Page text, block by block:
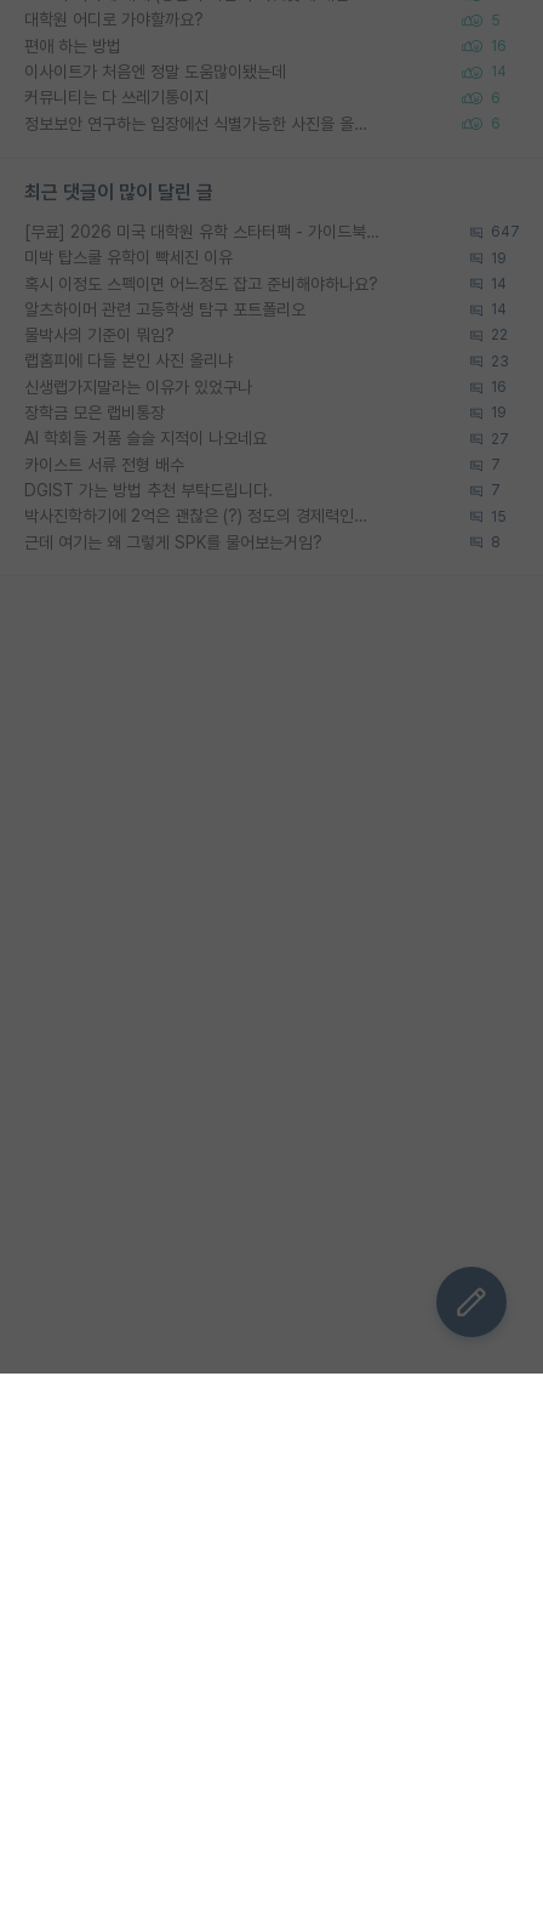
대학원 어디로 가야할까요? 5
편애 하는 방법 16
이사이트가 처음엔 정말 도움많이됐는데 14
커뮤니티는 다 쓰레기통이지 6
정보보안 연구하는 입장에선 식별가능한 사진을 올리는건 비추이긴함 6
최근 댓글이 많이 달린 글
[무료] 2026 미국 대학원 유학 스타터팩 - 가이드북 & 합격자 컨택메일 템플릿 647
미박 탑스쿨 유학이 빡세진 이유 19
혹시 이정도 스펙이면 어느정도 잡고 준비해야하나요? 14
알츠하이머 관련 고등학생 탐구 포트폴리오 14
물박사의 기준이 뭐임? 22
랩홈피에 다들 본인 사진 올리냐 23
신생랩가지말라는 이유가 있었구나 16
장학금 모은 랩비통장 19
AI 학회들 거품 슬슬 지적이 나오네요 27
카이스트 서류 전형 배수 7
DGIST 가는 방법 추천 부탁드립니다. 7
박사진학하기에 2억은 괜찮은 (?) 정도의 경제력인가요 15
근데 여기는 왜 그렇게 SPK를 물어보는거임? 8